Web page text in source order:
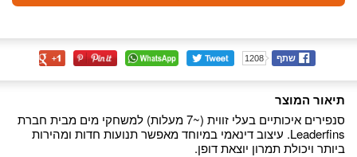
שתף 1208
תיאור המוצר
סנפירים איכותיים בעלי זווית (~7 מעלות) למשחקי מים מבית חברת
Leaderfins. עיצוב דינאמי במיוחד מאפשר תנועות חדות ומהירות
ביותר ויכולת תמרון יוצאת דופן.